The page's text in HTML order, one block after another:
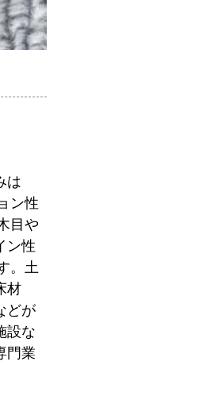
は
ン性
目や
ン性
。土
材
どが
設な
門業